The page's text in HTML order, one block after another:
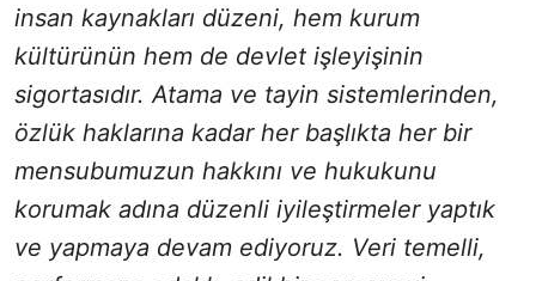
insan kaynakları düzeni, hem kurum
kültürünün hem de devlet işleyişinin
sigortasıdır. Atama ve tayin sistemlerinden,
özlük haklarına kadar her başlıkta her bir
mensubumuzun hakkını ve hukukunu
korumak adına düzenli iyileştirmeler yaptık
ve yapmaya devam ediyoruz. Veri temelli,